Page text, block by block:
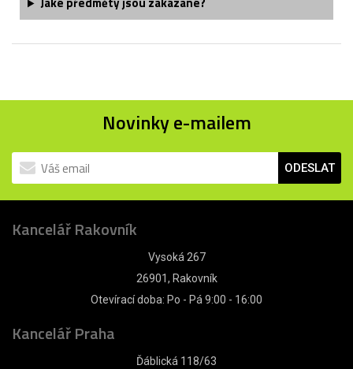
Novinky e-mailem
ODESLAT
Kancelář Rakovník
Vysoká 267
26901, Rakovník
Otevírací doba: Po - Pá 9:00 - 16:00
Kancelář Praha
Ďáblická 118/63